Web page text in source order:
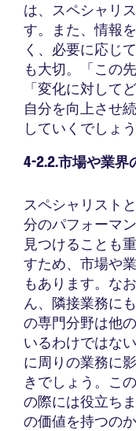
は、スペシャリ
す。また、情報
く、必要に応じ
も大切。「この
「変化に対して
自分を向上させ
していくでしょう
4-2.2.市場や業界
スペシャリスト
分のパフォーマ
見つけることも
すため、市場や
もあります。な
ん、隣接業務に
の専門分野は他
いるわけではな
に周りの業務に
きでしょう。こ
の際には役立ち
の価値を持つの